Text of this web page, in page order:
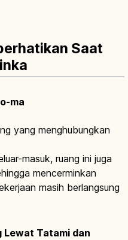
Saat
ma
yang menghubungkan
masuk, ruang ini juga
mencerminkan
masih berlangsung
Lewat Tatami dan